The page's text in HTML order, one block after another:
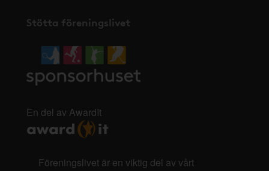
Stötta föreningslivet
En del av AwardIt
Föreningslivet är en viktig del av vårt